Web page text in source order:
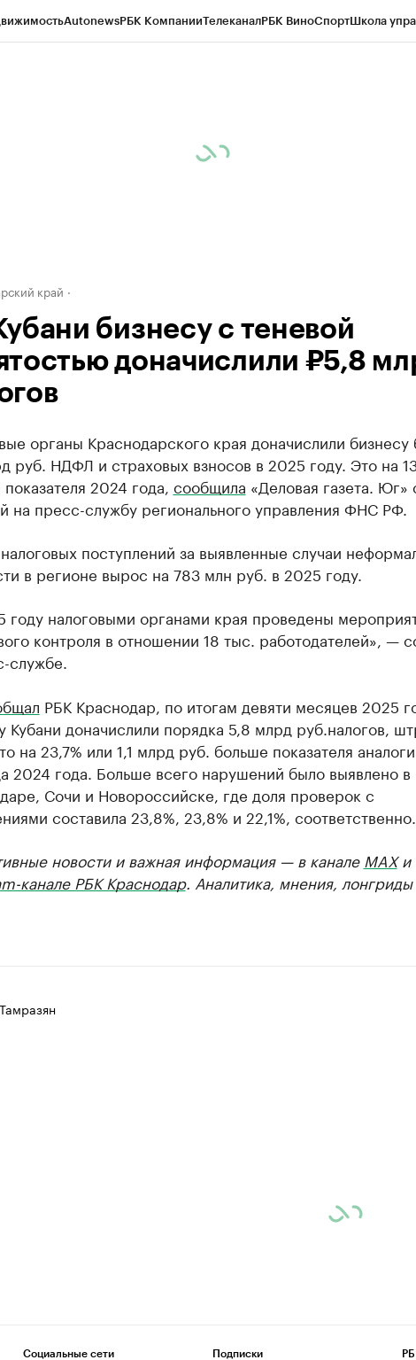
AutonewsРБК КомпанииТелеканалРБК ВиноСпортШкола
край
бизнесу с теневой
доначислили ₽5,8
органы Краснодарского края доначислили бизнесу
руб. НДФЛ и страховых взносов в 2025 году. Это на
2024 года, сообщила «Деловая газета. Юг»
на пресс-службу регионального управления ФНС РФ.
поступлений за выявленные случаи
в регионе вырос на 783 млн руб. в 2025 году.
году налоговыми органами края проведены
контроля в отношении 18 тыс. работодателей», —
службе.
РБК Краснодар, по итогам девяти месяцев 2025
Кубани доначислили порядка 5,8 млрд руб.налогов,
на 23,7% или 1,1 млрд руб. больше показателя
2024 года. Больше всего нарушений было выявлено в
Сочи и Новороссийске, где доля проверок с
составила 23,8%, 23,8% и 22,1%, соответственно.
новости и важная информация — в канале MAXи
канале РБК Краснодар. Аналитика, мнения,
Социальные сети Подписки